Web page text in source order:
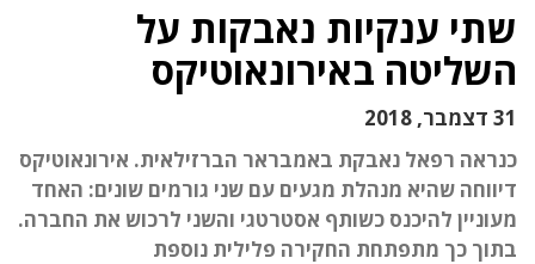
שתי ענקיות נאבקות על
השליטה באירונאוטיקס
31 דצמבר, 2018
כנראה רפאל נאבקת באמבראר הברזילאית. אירונאוטיקס
דיווחה שהיא מנהלת מגעים עם שני גורמים שונים: האחד
מעוניין להיכנס כשותף אסטרטגי והשני לרכוש את החברה.
בתוך כך מתפתחת החקירה פלילית נוספת